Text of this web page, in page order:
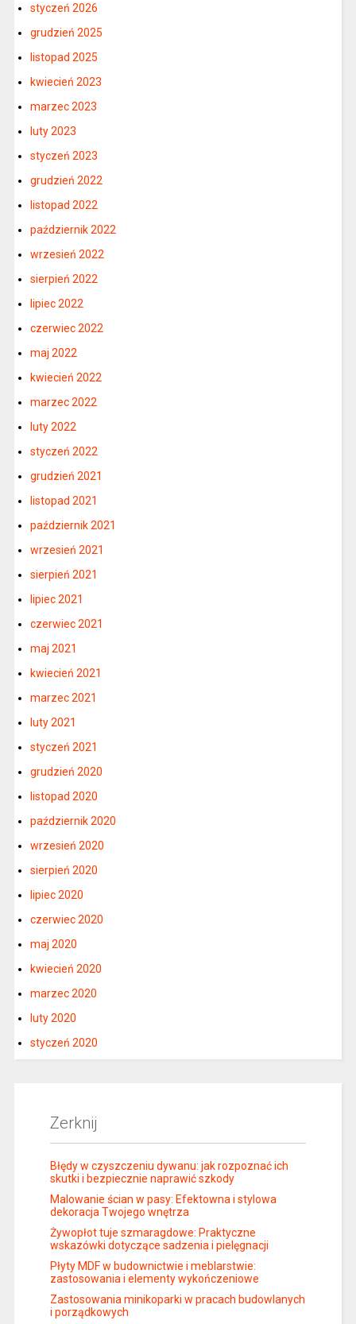
styczeń 2026
grudzień 2025
listopad 2025
kwiecień 2023
marzec 2023
luty 2023
styczeń 2023
grudzień 2022
listopad 2022
październik 2022
wrzesień 2022
sierpień 2022
lipiec 2022
czerwiec 2022
maj 2022
kwiecień 2022
marzec 2022
luty 2022
styczeń 2022
grudzień 2021
listopad 2021
październik 2021
wrzesień 2021
sierpień 2021
lipiec 2021
czerwiec 2021
maj 2021
kwiecień 2021
marzec 2021
luty 2021
styczeń 2021
grudzień 2020
listopad 2020
październik 2020
wrzesień 2020
sierpień 2020
lipiec 2020
czerwiec 2020
maj 2020
kwiecień 2020
marzec 2020
luty 2020
styczeń 2020
Zerknij
Błędy w czyszczeniu dywanu: jak rozpoznać ich
skutki i bezpiecznie naprawić szkody
Malowanie ścian w pasy: Efektowna i stylowa
dekoracja Twojego wnętrza
Żywopłot tuje szmaragdowe: Praktyczne
wskazówki dotyczące sadzenia i pielęgnacji
Płyty MDF w budownictwie i meblarstwie:
zastosowania i elementy wykończeniowe
Zastosowania minikoparki w pracach budowlanych
i porządkowych